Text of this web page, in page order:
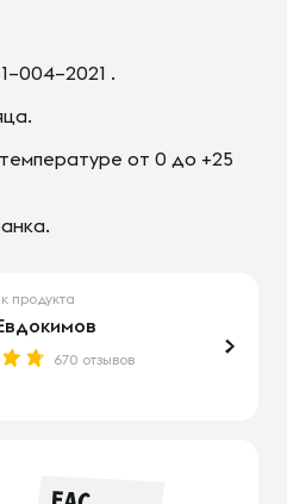
.
от 0 до +25
продукта
670 отзывов